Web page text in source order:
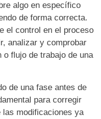
algo en específico
de forma correcta.
el control en el proceso
analizar y comprobar
o flujo de trabajo de una
de una fase antes de
para corregir
modificaciones ya